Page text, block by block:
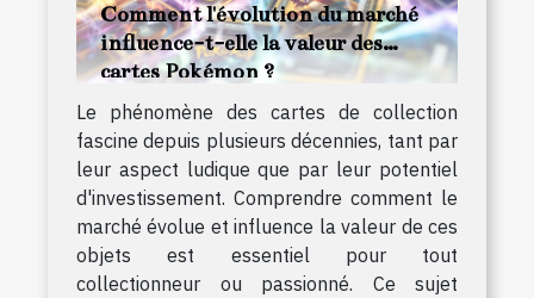
Comment l'évolution du marché
influence-t-elle la valeur des
cartes Pokémon ?
Le phénomène des cartes de collection
fascine depuis plusieurs décennies, tant par
leur aspect ludique que par leur potentiel
d'investissement. Comprendre comment le
marché évolue et influence la valeur de ces
objets est essentiel pour tout
collectionneur ou passionné. Ce sujet